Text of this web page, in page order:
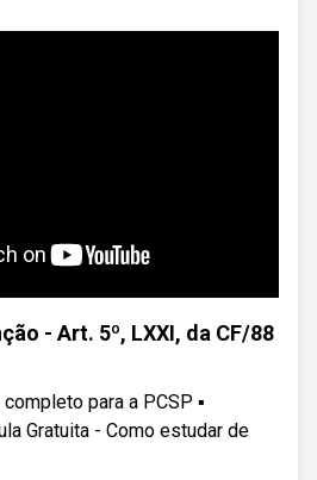
- Art. 5º, LXXI, da CF/88
para a PCSP ▪️
Gratuita - Como estudar de